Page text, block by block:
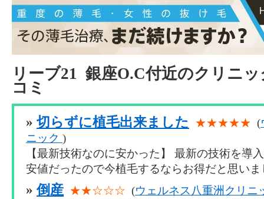
リーブ21 銀座O.C付近のクリニ
コミ
» 切らずに植毛出来ました ★★★★★ (
ニック )
【最新技術なのに安かった】 最新の技術を導
安値だったので今植毛するならお得だと思い
»倒産 ★★☆☆☆ (ウェルネス八重洲クリニ